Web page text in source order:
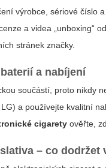
výrobce, sériové číslo
a videa „unboxing“
stránek značky.
a nabíjení
součástí, proto nikdy
a používejte kvalitní
cigarety ověřte,
– co dodržet